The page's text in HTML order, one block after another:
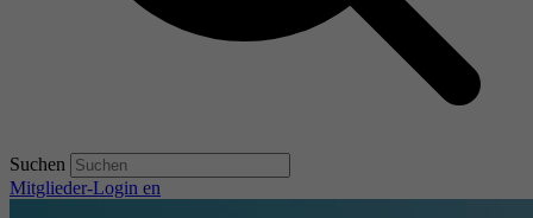
Suchen
Mitglieder-Login en